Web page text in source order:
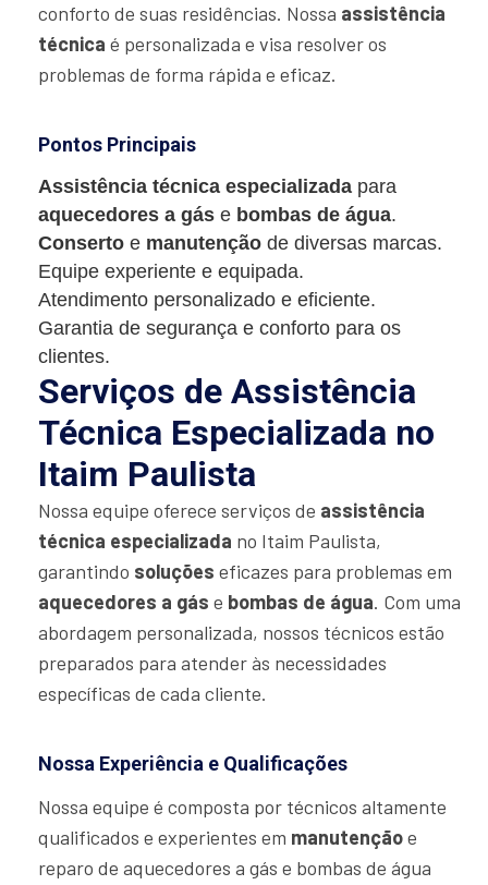
conforto de suas residências. Nossa assistência
técnica é personalizada e visa resolver os
problemas de forma rápida e eficaz.
Pontos Principais
Assistência técnica especializada para
aquecedores a gás e bombas de água.
Conserto e manutenção de diversas marcas.
Equipe experiente e equipada.
Atendimento personalizado e eficiente.
Garantia de segurança e conforto para os
clientes.
Serviços de Assistência
Técnica Especializada no
Itaim Paulista
Nossa equipe oferece serviços de assistência
técnica especializada no Itaim Paulista,
garantindo soluções eficazes para problemas em
aquecedores a gás e bombas de água. Com uma
abordagem personalizada, nossos técnicos estão
preparados para atender às necessidades
específicas de cada cliente.
Nossa Experiência e Qualificações
Nossa equipe é composta por técnicos altamente
qualificados e experientes em manutençãoe
reparo de aquecedores a gás e bombas de água